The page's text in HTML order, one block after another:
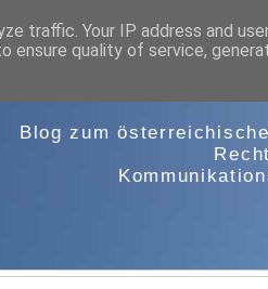
Blog zum
traffic. Your IP address and
ensure quality of service,